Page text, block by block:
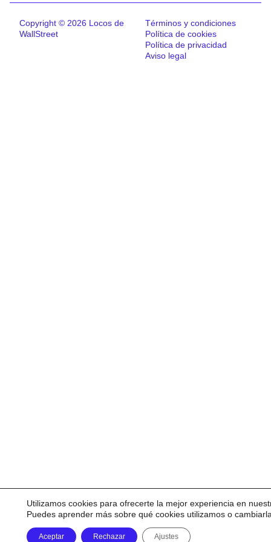
Copyright © 2026 Locos de
WallStreet
Términos y condiciones
Política de cookies
Política de privacidad
Aviso legal
Utilizamos cookies para ofrecerte la mejor experiencia en
Puedes aprender más sobre qué cookies utilizamos o
Aceptar Rechazar Ajustes